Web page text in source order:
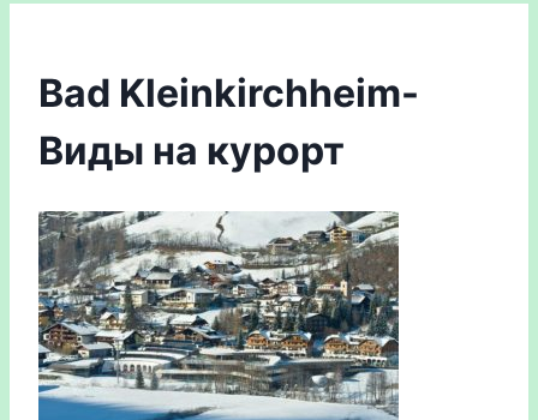
Bad Kleinkirchheim-
Виды на курорт